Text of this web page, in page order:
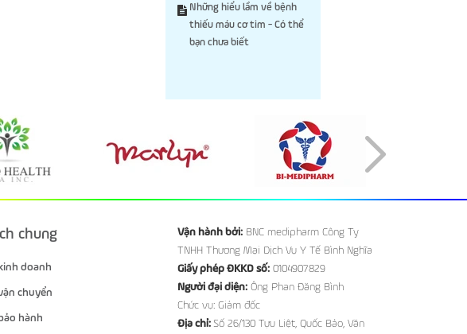
Những hiểu lầm về bệnh
thiếu máu cơ tim - Có thể
bạn chưa biết
chung
doanh
chuyển
hành
Vận hành bởi: BNC medipharm Công Ty
TNHH Thương Mại Dịch Vụ Y Tế Bình Nghĩa
Giấy phép ĐKKD số: 0104907829
Người đại diện: Ông Phan Đăng Bình
Chức vụ: Giám đốc
Địa chỉ: Số 26/130 Tựu Liệt, Quốc Bảo, Văn